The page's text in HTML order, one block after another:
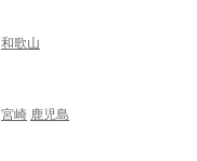
和歌山
宮崎 鹿児島